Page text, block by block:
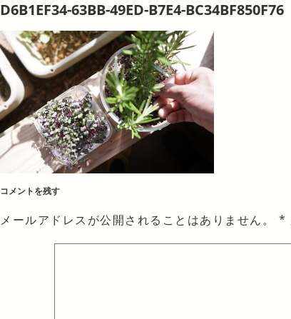
D6B1EF34-63BB-49ED-B7E4-BC34BF850F76
コメントを残す
メールアドレスが公開されることはありません。 *